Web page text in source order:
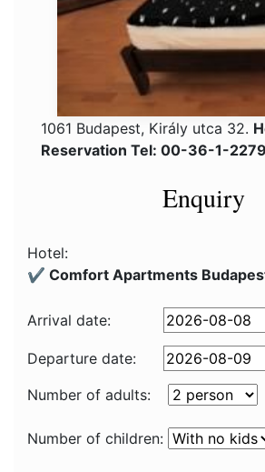
1061 Budapest, Király utca 32.
Reservation Tel: 00-36-1-
Enquiry
Hotel:
✔️ Comfort Apartments
Arrival date:
Departure date:
Number of adults:
Number of children: